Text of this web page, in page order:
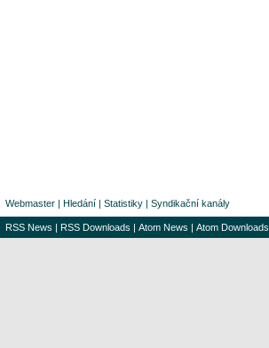
Webmaster | Hledání | Statistiky | Syndikační kanály
RSS News | RSS Downloads | Atom News | Atom Downloads